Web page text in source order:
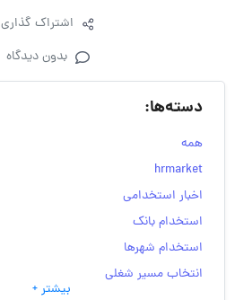
اشتراک گذاری
بدون دیدگاه
دسته‌ها:
همه
hrmarket
اخبار استخدامی
استخدام بانک
استخدام شهرها
انتخاب مسیر شغلی
بیشتر +